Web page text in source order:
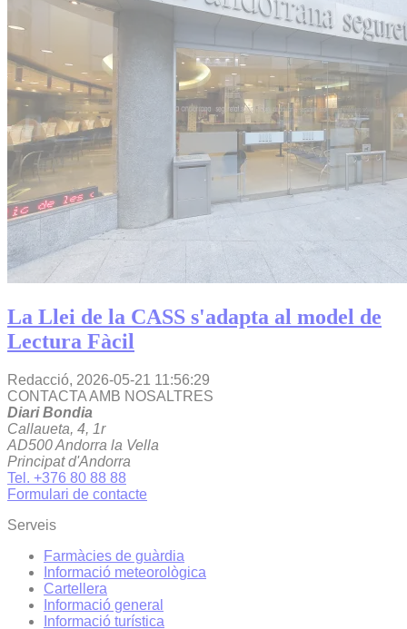
La Llei de la CASS s'adapta al model de
Lectura Fàcil
Redacció, 2026-05-21 11:56:29
CONTACTA AMB NOSALTRES
Diari Bondia
Callaueta, 4, 1r
AD500 Andorra la Vella
Principat d'Andorra
Tel. +376 80 88 88
Formulari de contacte
Serveis
Farmàcies de guàrdia
Informació meteorològica
Cartellera
Informació general
Informació turística